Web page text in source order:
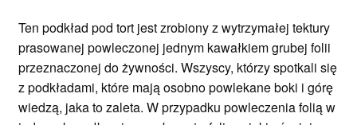
Ten podkład pod tort jest zrobiony z wytrzymałej tektury
prasowanej powleczonej jednym kawałkiem grubej folii
przeznaczonej do żywności. Wszyscy, którzy spotkali się
z podkładami, które mają osobno powlekane boki i górę
wiedzą, jaka to zaleta. W przypadku powleczenia folią w